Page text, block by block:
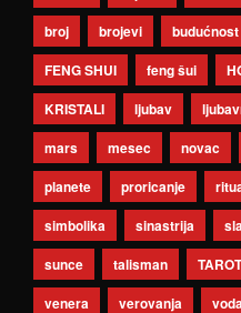
broj
brojevi budućnost
FENG SHUI
feng šui
KRISTALI
ljubav
mars
mesec novac
planete
proricanje
simbolika
sinastrija
sunce
talisman TAROT
venera
verovanja